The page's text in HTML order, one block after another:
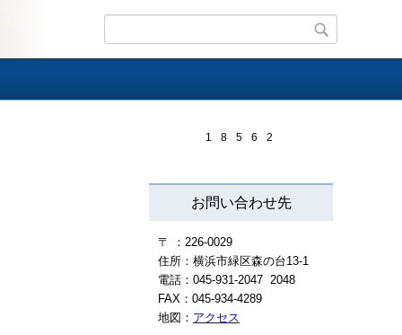
1 8 5 6 2
お問い合わせ先
〒 ：226-0029
住所：横浜市緑区森の台13-1
電話：045-931-2047 2048
FAX：045-934-4289
地図： アクセス